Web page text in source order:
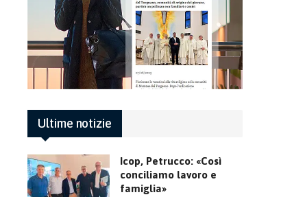
Ultime notizie
Icop, Petrucco: «Così
conciliamo lavoro e
famiglia»